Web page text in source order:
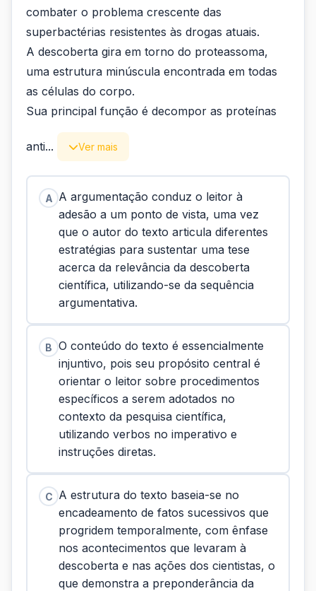
combater o problema crescente das
superbactérias resistentes às drogas atuais.
A descoberta gira em torno do proteassoma,
uma estrutura minúscula encontrada em todas
as células do corpo.
Sua principal função é decompor as proteínas
anti... Ver mais
A A argumentação conduz o leitor à
adesão a um ponto de vista, uma vez
que o autor do texto articula diferentes
estratégias para sustentar uma tese
acerca da relevância da descoberta
científica, utilizando-se da sequência
argumentativa.
B O conteúdo do texto é essencialmente
injuntivo, pois seu propósito central é
orientar o leitor sobre procedimentos
específicos a serem adotados no
contexto da pesquisa científica,
utilizando verbos no imperativo e
instruções diretas.
C A estrutura do texto baseia-se no
encadeamento de fatos sucessivos que
progridem temporalmente, com ênfase
nos acontecimentos que levaram à
descoberta e nas ações dos cientistas, o
que demonstra a preponderância da